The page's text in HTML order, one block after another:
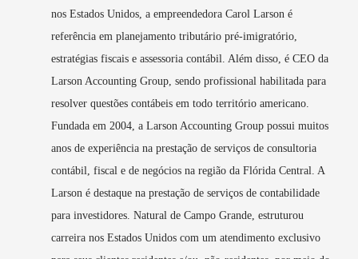
nos Estados Unidos, a empreendedora Carol Larson é
referência em planejamento tributário pré-imigratório,
estratégias fiscais e assessoria contábil. Além disso, é CEO da
Larson Accounting Group, sendo profissional habilitada para
resolver questões contábeis em todo território americano.
Fundada em 2004, a Larson Accounting Group possui muitos
anos de experiência na prestação de serviços de consultoria
contábil, fiscal e de negócios na região da Flórida Central. A
Larson é destaque na prestação de serviços de contabilidade
para investidores. Natural de Campo Grande, estruturou
carreira nos Estados Unidos com um atendimento exclusivo